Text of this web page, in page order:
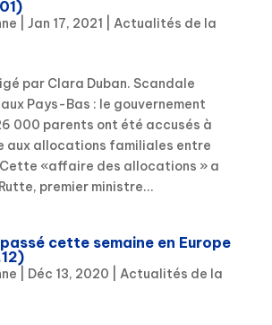
Jan 17, 2021
Actualités de la
par Clara Duban. Scandale
Pays-Bas : le gouvernement
000 parents ont été accusés à
aux allocations familiales entre
Cette «affaire des allocations » a
premier ministre...
cette semaine en Europe
Déc 13, 2020
Actualités de la